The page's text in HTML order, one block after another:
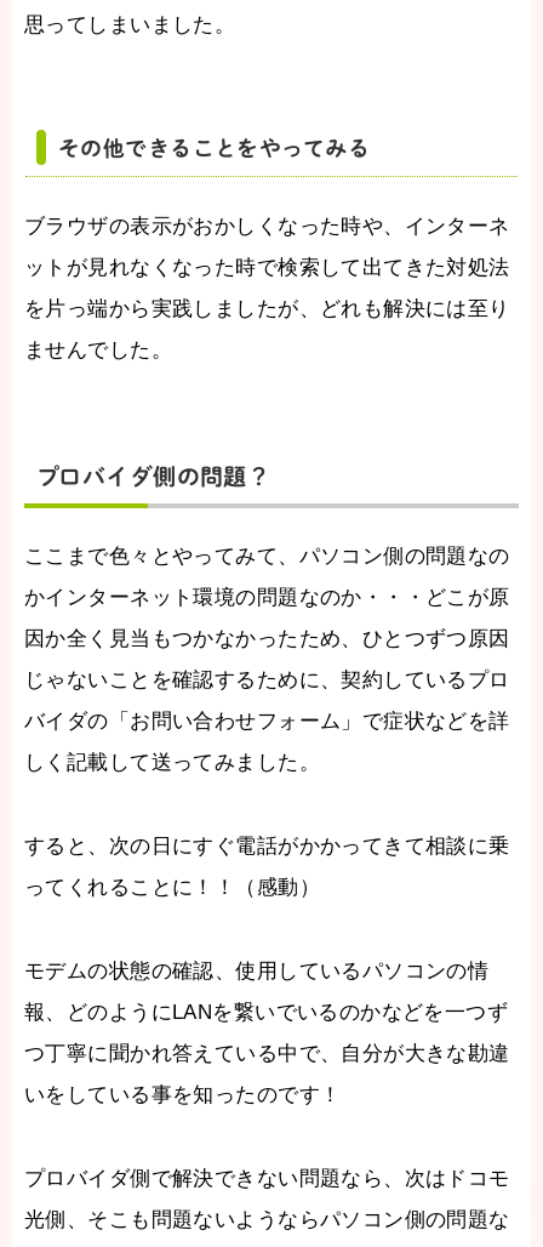
思ってしまいました。
その他できることをやってみる
ブラウザの表示がおかしくなった時や、インターネ
ットが見れなくなった時で検索して出てきた対処法
を片っ端から実践しましたが、どれも解決には至り
ませんでした。
プロバイダ側の問題？
ここまで色々とやってみて、パソコン側の問題なの
かインターネット環境の問題なのか・・・どこが原
因か全く見当もつかなかったため、ひとつずつ原因
じゃないことを確認するために、契約しているプロ
バイダの「お問い合わせフォーム」で症状などを詳
しく記載して送ってみました。
すると、次の日にすぐ電話がかかってきて相談に乗
ってくれることに！！（感動）
モデムの状態の確認、使用しているパソコンの情
報、どのようにLANを繋いでいるのかなどを一つず
つ丁寧に聞かれ答えている中で、自分が大きな勘違
いをしている事を知ったのです！
プロバイダ側で解決できない問題なら、次はドコモ
光側、そこも問題ないようならパソコン側の問題な